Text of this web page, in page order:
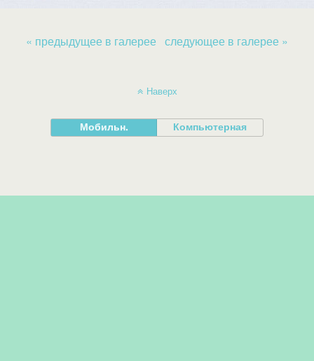
« предыдущее в галерее следующее в галерее »
Наверх
Мобильн. Компьютерная